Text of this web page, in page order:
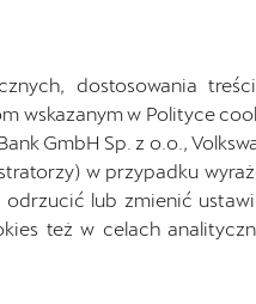
Najniższa cena sprzed 30 dni przed
Zapytaj o szczegóły
dostosowania
wskazanym w Polityce
GmbH Sp. z o.o.,
w przypadku
lub zmienić
też w celach